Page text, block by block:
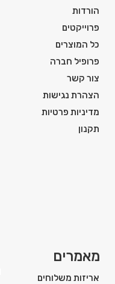
הורדות
פרוייקטים
כל המוצרים
פרופיל חברה
צור קשר
הצהרת נגישות
מדיניות פרטיות
תקנון
מאמרים
אריזות משלוחים